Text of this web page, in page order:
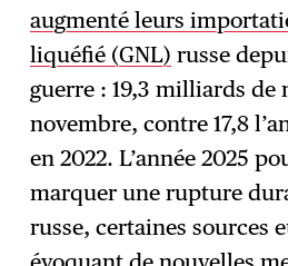
augmenté leurs
liquéfié (GNL) russe
guerre : 19,3 milliards de
novembre, contre 17,8
en 2022. L’année 2025
marquer une rupture
russe, certaines sources